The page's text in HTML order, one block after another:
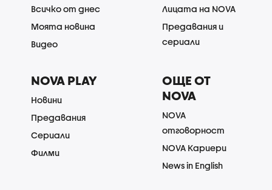
Всичко от днес
Моята новина
Видео
Лицата на NOVA
Предавания и
сериали
NOVA PLAY
Новини
Предавания
Сериали
Филми
ОЩЕ ОТ
NOVA
NOVA
отговорност
NOVA Кариери
News in English